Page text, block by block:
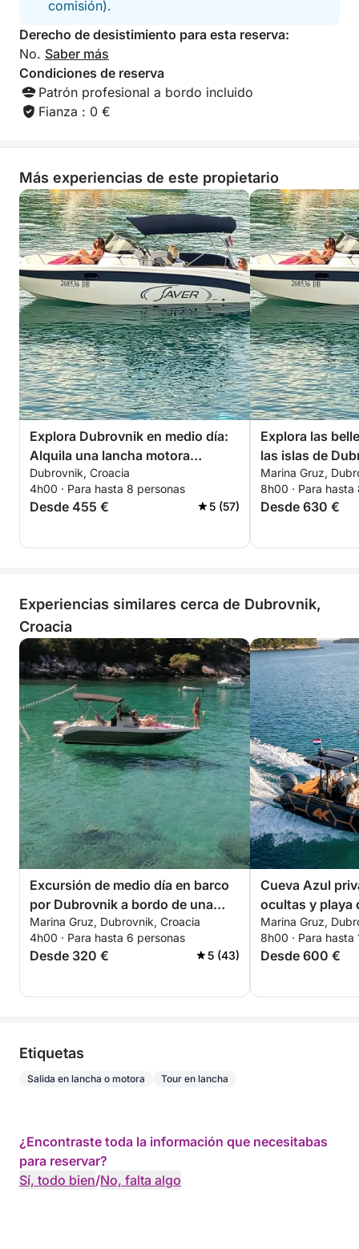
comisión).
Derecho de desistimiento para esta reserva:
No. Saber más
Condiciones de reserva
Patrón profesional a bordo incluido
Fianza : 0 €
Más experiencias de este propietario
Explora Dubrovnik en medio día:
Alquila una lancha motora
durante 4 horas.
Dubrovnik, Croacia
4h00 · Para hasta 8 personas
Desde 455 € 5 (57)
Explora las
las islas de
Marina Gruz,
8h00 · Para hasta
Desde 630 €
Experiencias similares cerca de Dubrovnik,
Croacia
Excursión de medio día en barco
por Dubrovnik a bordo de una
lancha motora.
Marina Gruz, Dubrovnik, Croacia
4h00 · Para hasta 6 personas
Desde 320 € 5 (43)
Cueva Azul
ocultas y playa
lancha rápida,
Elaphiti (8 h)
Marina Gruz,
8h00 · Para hasta
Desde 600 €
Etiquetas
Salida en lancha o motora Tour en lancha
¿Encontraste toda la información que necesitabas
para reservar?
Sí, todo bien/No, falta algo